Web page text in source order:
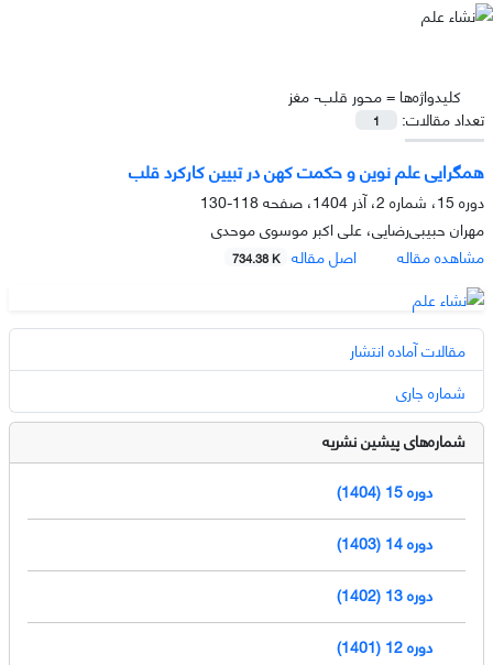
کلیدواژه‌ها =محور قلب- مغز
تعداد مقالات:
1
همگرایی علم نوین و حکمت کهن در تبیین کارکرد قلب
دوره 15، شماره 2، آذر 1404، صفحه
118-130
مهران حبیبی‌رضایی، علی اکبر موسوی موحدی
مشاهده مقاله
اصل مقاله 734.38 K
مقالات آماده انتشار
شماره جاری
شماره‌های پیشین نشریه
دوره 15 (1404)
دوره 14 (1403)
دوره 13 (1402)
دوره 12 (1401)